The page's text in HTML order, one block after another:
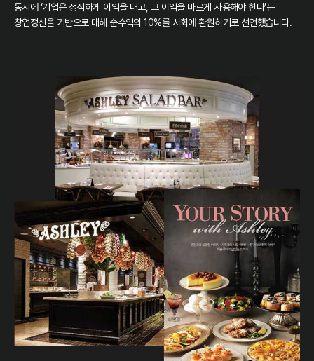
동시에 ‘기업은 정직하게 이익을 내고, 그 이익을 바르게 사용해야 한다’는
창업정신을 기반으로 매해 순수익의 10%를 사회에 환원하기로 선언했습니다.